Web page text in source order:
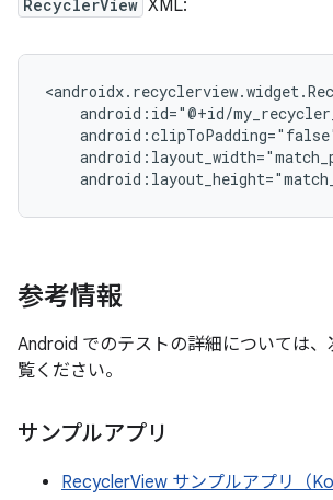
RecyclerView XML:
参考情報
Android でのテストの詳細については
覧ください。
サンプルアプリ
RecyclerView サンプルアプリ（